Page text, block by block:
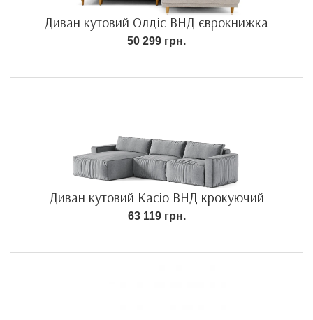
Диван кутовий Олдіс ВНД єврокнижка
50 299 грн.
Диван кутовий Касіо ВНД крокуючий
63 119 грн.